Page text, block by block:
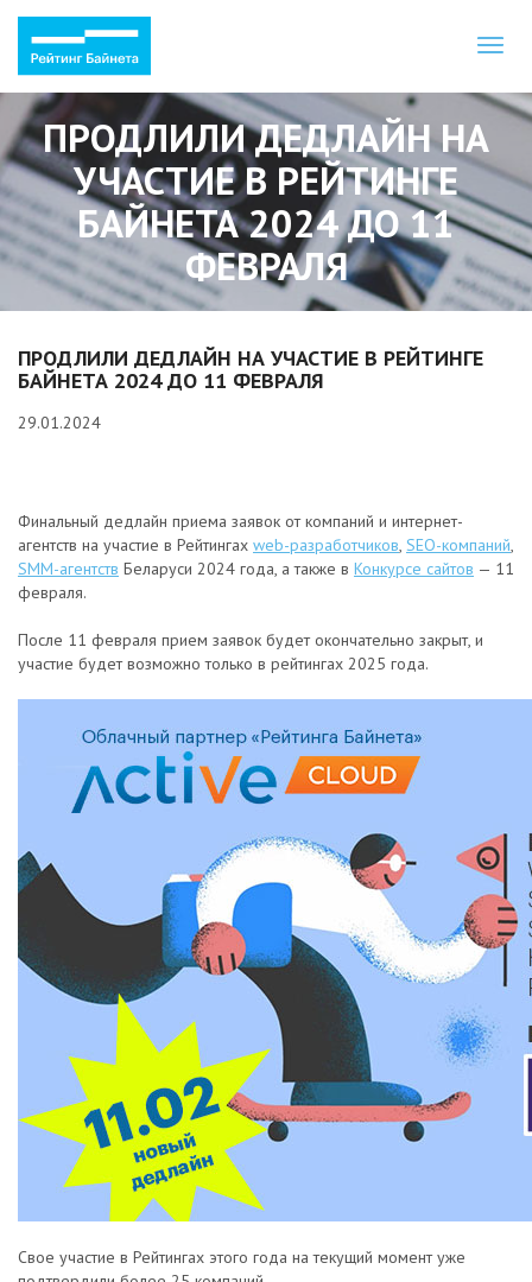
ПРОДЛИЛИ ДЕДЛАЙН НА
УЧАСТИЕ В РЕЙТИНГЕ
БАЙНЕТА 2024 ДО 11
ФЕВРАЛЯ
ПРОДЛИЛИ ДЕДЛАЙН НА УЧАСТИЕ В РЕЙТИНГЕ
БАЙНЕТА 2024 ДО 11 ФЕВРАЛЯ
29.01.2024
Финальный дедлайн приема заявок от компаний и интернет-
агентств на участие в Рейтингах web-разработчиков, SEO-компаний,
SMM-агентств Беларуси 2024 года, а также в Конкурсе сайтов — 11
февраля.
После 11 февраля прием заявок будет окончательно закрыт, и
участие будет возможно только в рейтингах 2025 года.
Свое участие в Рейтингах этого года на текущий момент уже